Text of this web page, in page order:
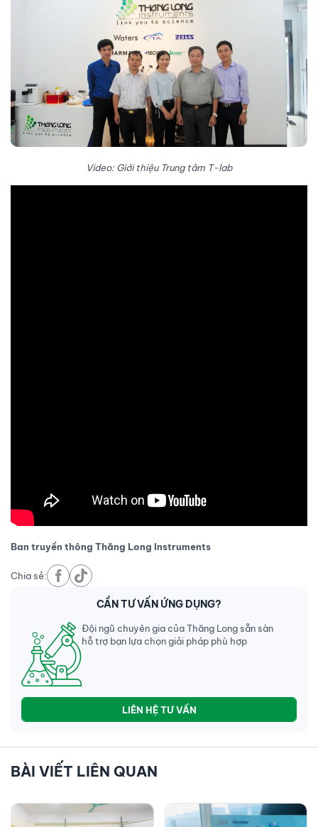
Video: Giới thiệu Trung tâm T-lab
Ban truyền thông Thăng Long Instruments
Chia sẻ:
CẦN TƯ VẤN ỨNG DỤNG?
Đội ngũ chuyên gia của Thăng Long sẵn sàn
hỗ trợ bạn lựa chọn giải pháp phù hợp
LIÊN HỆ TƯ VẤN
BÀI VIẾT LIÊN QUAN